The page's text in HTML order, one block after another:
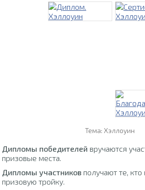
Тема: Хэллоуин
Дипломы победителей вручаются
призовые места.
Дипломы участников получают те,
призовую тройку.